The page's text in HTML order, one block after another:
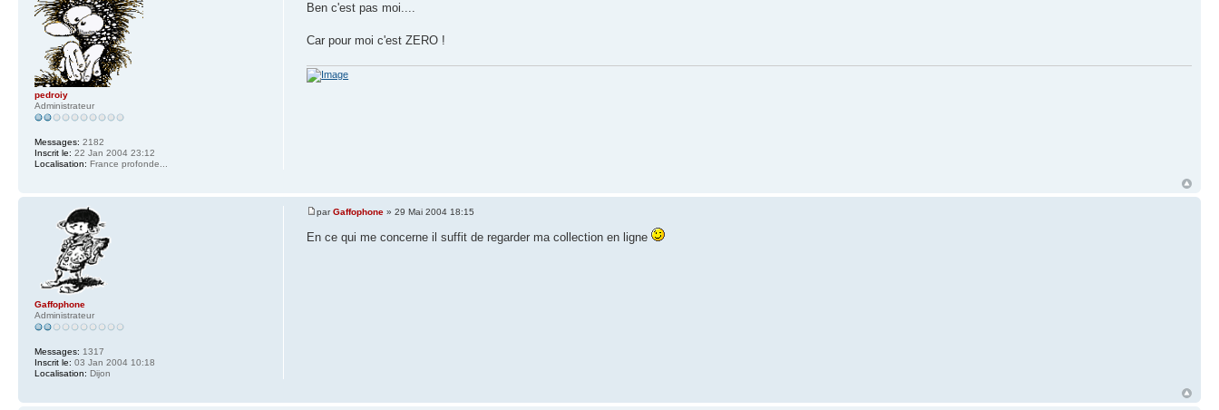
Ben c'est pas moi....
Car pour moi c'est ZERO !
pedroiy
Administrateur
Messages: 2182
Inscrit le: 22 Jan 2004 23:12
Localisation: France profonde...
parGaffophone » 29 Mai 2004 18:15
En ce qui me concerne il suffit de regarder ma collection en ligne
Gaffophone
Administrateur
Messages: 1317
Inscrit le: 03 Jan 2004 10:18
Localisation: Dijon